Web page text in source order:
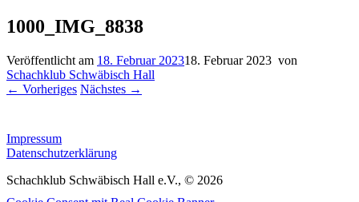
1000_IMG_8838
Veröffentlicht am 18. Februar 202318. Februar 2023 von
Schachklub Schwäbisch Hall
← Vorheriges Nächstes →
Impressum
Datenschutzerklärung
Schachklub Schwäbisch Hall e.V., © 2026